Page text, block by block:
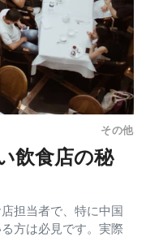
その他
飲食店の秘
担当者で、特に中国
方は必見です。実際